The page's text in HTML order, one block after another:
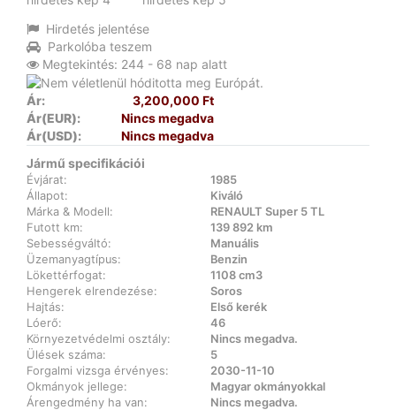
Hirdetés jelentése
Parkolóba teszem
Megtekintés: 244 - 68 nap alatt
Ár:
3,200,000 Ft
Ár(EUR):
Nincs megadva
Ár(USD):
Nincs megadva
Jármű specifikációi
Évjárat:
1985
Állapot:
Kiváló
Márka & Modell:
RENAULT Super 5 TL
Futott km:
139 892 km
Sebességváltó:
Manuális
Üzemanyagtípus:
Benzin
Lökettérfogat:
1108 cm3
Hengerek elrendezése:
Soros
Hajtás:
Első kerék
Lóerő:
46
Környezetvédelmi osztály:
Nincs megadva.
Ülések száma:
5
Forgalmi vizsga érvényes:
2030-11-10
Okmányok jellege:
Magyar okmányokkal
Árengedmény ha van:
Nincs megadva.